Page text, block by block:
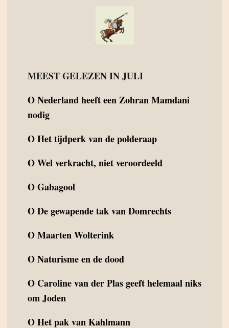
MEEST GELEZEN IN JULI
ONederland heeft een Zohran Mamdani
nodig
OHet tijdperk van de polderaap
OWel verkracht, niet veroordeeld
OGabagool
ODe gewapende tak van Domrechts
OMaarten Wolterink
ONaturisme en de dood
O Caroline van der Plas geeft helemaal niks
om Joden
OHet pak van Kahlmann